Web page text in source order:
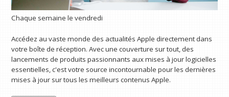
Chaque semaine le vendredi
Accédez au vaste monde des actualités Apple directement dans
votre boîte de réception. Avec une couverture sur tout, des
lancements de produits passionnants aux mises à jour logicielles
essentielles, c'est votre source incontournable pour les dernières
mises à jour sur tous les meilleurs contenus Apple.